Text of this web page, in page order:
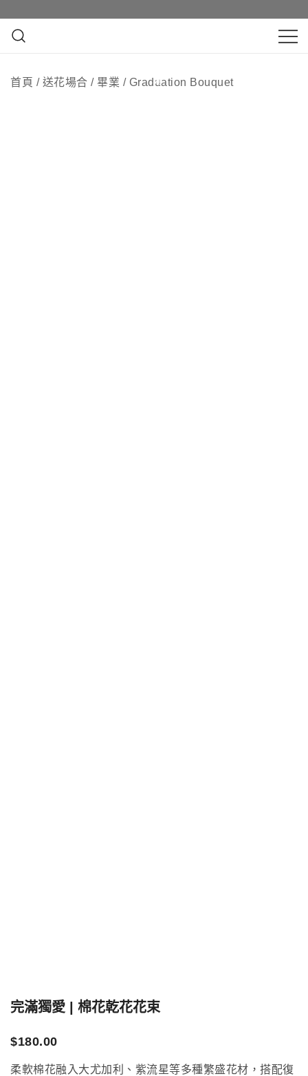
to
content
務
首頁 / 送花場合 / 畢業 / Graduation Bouquet
完滿獨愛 | 棉花乾花花束
$180.00
柔軟棉花融入大尤加利、紫流星等多種繁盛花材，搭配復